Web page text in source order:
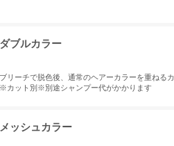
ダブルカラー
ブリーチで脱色後、通常のヘアーカラーを重ねる
※カット別※別途シャンプー代がかかります
メッシュカラー